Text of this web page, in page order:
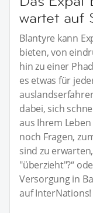
wartet auf
Blantyre kann
bieten, von
hin zu einer
es etwas für
dabei, sich
aus Ihrem
noch Fragen,
sind zu
"überzieht"?“
Versorgung in
auf InterNations!